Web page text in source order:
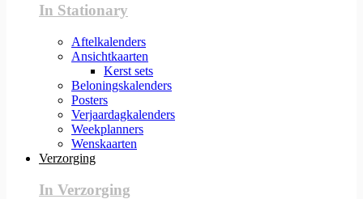
In Stationary
Aftelkalenders
Ansichtkaarten
Kerst sets
Beloningskalenders
Posters
Verjaardagkalenders
Weekplanners
Wenskaarten
Verzorging
In Verzorging